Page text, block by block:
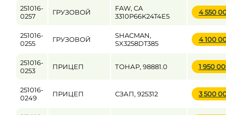
251016-
0257
ГРУЗОВОЙ
FAW, CA
3310P66K24T4E5
4 550
251016-
0255
ГРУЗОВОЙ
SHACMAN,
SX3258DT385
4 100
251016-
0253
ПРИЦЕП ТОНАР, 98881.0 1 950
251016-
0249
ПРИЦЕП СЗАП, 925312 3 500